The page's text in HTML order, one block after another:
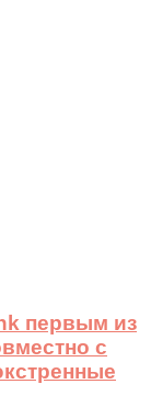
первым из
с